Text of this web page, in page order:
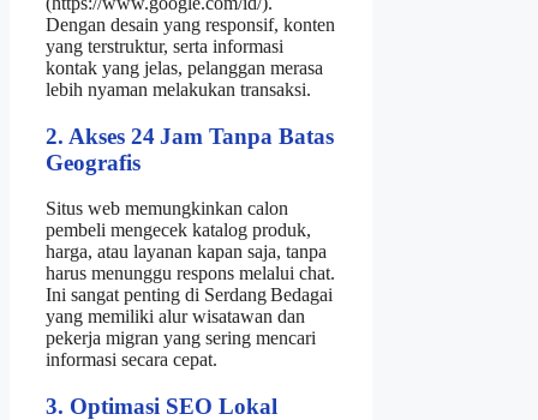
Dengan desain yang responsif, konten
yang terstruktur, serta informasi
kontak yang jelas, pelanggan merasa
lebih nyaman melakukan transaksi.
2. Akses 24 Jam Tanpa Batas
Geografis
Situs web memungkinkan calon
pembeli mengecek katalog produk,
harga, atau layanan kapan saja, tanpa
harus menunggu respons melalui chat.
Ini sangat penting di Serdang Bedagai
yang memiliki alur wisatawan dan
pekerja migran yang sering mencari
informasi secara cepat.
3. Optimasi SEO Lokal